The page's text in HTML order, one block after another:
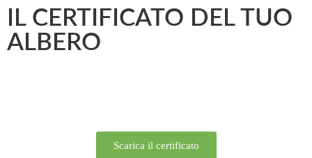
IL CERTIFICATO DEL TUO
ALBERO
Scarica il certificato